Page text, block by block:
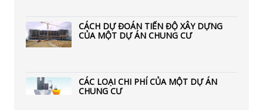
CÁCH DỰ ĐOÁN TIẾN ĐỘ XÂY DỰNG
CỦA MỘT DỰ ÁN CHUNG CƯ
CÁC LOẠI CHI PHÍ CỦA MỘT DỰ ÁN
CHUNG CƯ